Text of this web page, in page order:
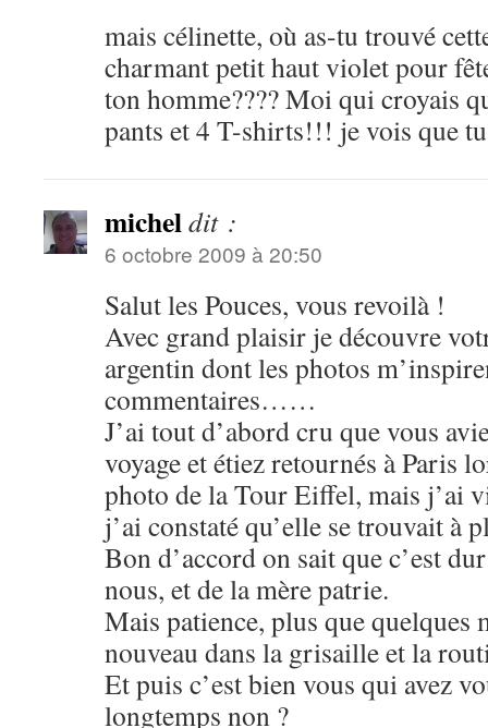
mais célinette, où as-tu trouvé
charmant petit haut violet pour
ton homme???? Moi qui croyais
pants et 4 T-shirts!!! je vois que
micheldit :
6 octobre 2009 à 20:50
Salut les Pouces, vous revoilà !
Avec grand plaisir je découvre
argentin dont les photos
commentaires……
J’ai tout d’abord cru que vous
voyage et étiez retournés à Paris
photo de la Tour Eiffel, mais j’ai
j’ai constaté qu’elle se trouvait à
Bon d’accord on sait que c’est
nous, et de la mère patrie.
Mais patience, plus que quelques
nouveau dans la grisaille et la
Et puis c’est bien vous qui avez
longtemps non ?